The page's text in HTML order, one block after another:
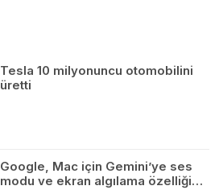
Tesla 10 milyonuncu otomobilini
üretti
Google, Mac için Gemini’ye ses
modu ve ekran algılama özelliği…